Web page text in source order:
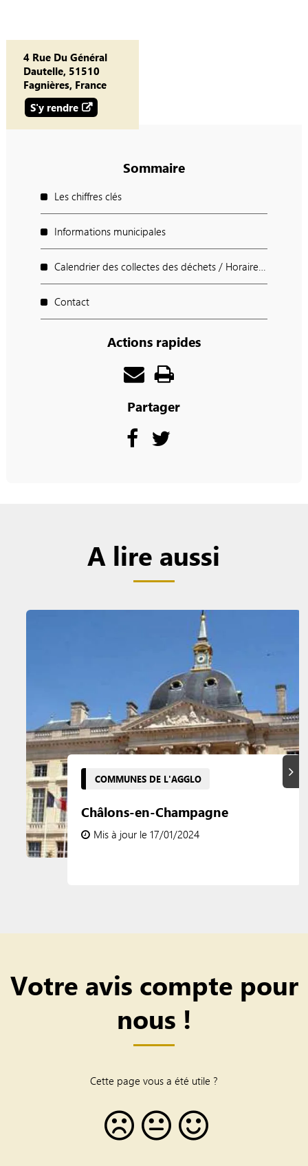
4 Rue Du Général
Dautelle, 51510
Fagnières, France
S'y rendre
Sommaire
Les chiffres clés
Informations municipales
Calendrier des collectes des déchets / Horaires des déchèteries / Points d'apport Volontaires
Contact
Actions rapides
Partager
A lire aussi
COMMUNES DE L'AGGLO
Châlons-en-Champagne
Mis à jour le 17/01/2024
Votre avis compte pour
nous !
Cette page vous a été utile ?